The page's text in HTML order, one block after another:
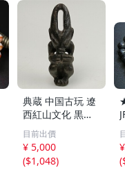
典蔵 中国古玩 遼
西紅山文化 黒曜
石 黒皮玉 太陽神
祈祷像 唐物 骨董
品 古美術 古玉 彫
刻 時代物 魔除け
目前出價
¥ 5,000
($1,048)
(